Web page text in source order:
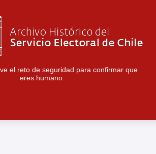
el reto de seguridad para confirmar que
eres humano.